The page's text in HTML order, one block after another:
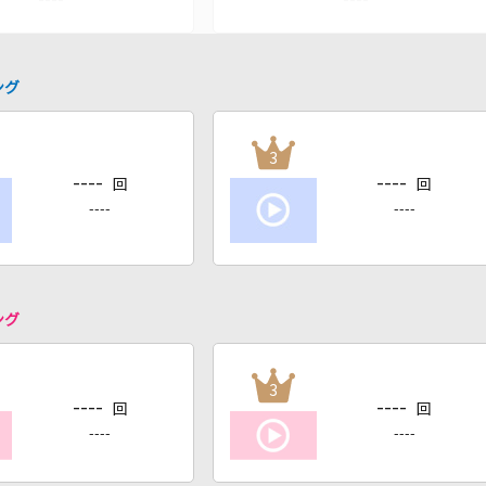
グ
---- 回
----
3
---- 回
----
グ
---- 回
----
3
---- 回
----